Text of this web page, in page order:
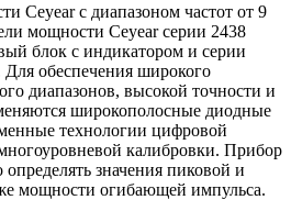
Ceyear с диапазоном частот от 9
мощности Ceyear серии 2438
блок с индикатором и серии
обеспечения широкого
диапазонов, высокой точности и
широкополосные диодные
технологии цифровой
калибровки. Прибор
значения пиковой и
мощности огибающей импульса.